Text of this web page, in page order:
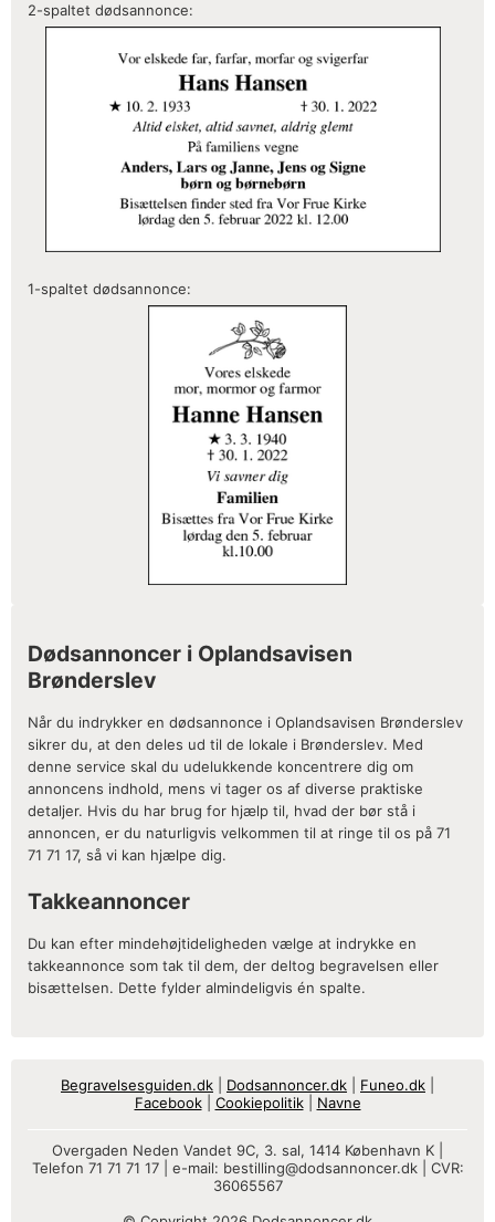
2-spaltet dødsannonce:
1-spaltet dødsannonce:
Dødsannoncer i Oplandsavisen
Brønderslev
Når du indrykker en dødsannonce i Oplandsavisen Brønderslev
sikrer du, at den deles ud til de lokale i Brønderslev. Med
denne service skal du udelukkende koncentrere dig om
annoncens indhold, mens vi tager os af diverse praktiske
detaljer. Hvis du har brug for hjælp til, hvad der bør stå i
annoncen, er du naturligvis velkommen til at ringe til os på 71
71 71 17, så vi kan hjælpe dig.
Takkeannoncer
Du kan efter mindehøjtideligheden vælge at indrykke en
takkeannonce som tak til dem, der deltog begravelsen eller
bisættelsen. Dette fylder almindeligvis én spalte.
Begravelsesguiden.dk Dodsannoncer.dk Funeo.dk
Facebook| Cookiepolitik| Navne
Overgaden Neden Vandet 9C, 3. sal, 1414 København K |
Telefon 71 71 71 17 | e-mail: bestilling@dodsannoncer.dk| CVR:
36065567